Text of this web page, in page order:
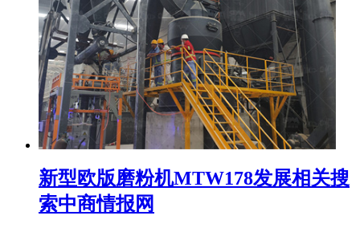
新型欧版磨粉机MTW178发展相关搜
索中商情报网